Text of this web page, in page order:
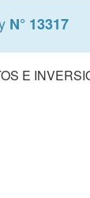
N° 13317
E